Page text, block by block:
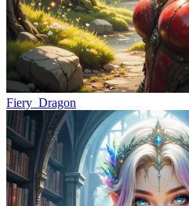
Fiery_Dragon